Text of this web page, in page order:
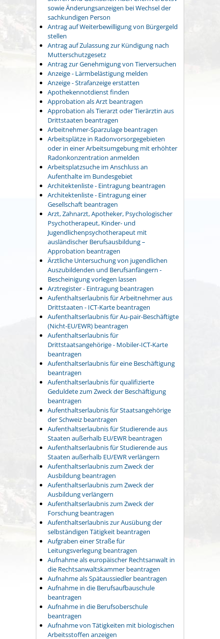
sowie Änderungsanzeigen bei Wechsel der
sachkundigen Person
Antrag auf Weiterbewilligung von Bürgergeld
stellen
Antrag auf Zulassung zur Kündigung nach
Mutterschutzgesetz
Antrag zur Genehmigung von Tierversuchen
Anzeige - Lärmbelästigung melden
Anzeige - Strafanzeige erstatten
Apothekennotdienst finden
Approbation als Arzt beantragen
Approbation als Tierarzt oder Tierärztin aus
Drittstaaten beantragen
Arbeitnehmer-Sparzulage beantragen
Arbeitsplätze in Radonvorsorgegebieten
oder in einer Arbeitsumgebung mit erhöhter
Radonkonzentration anmelden
Arbeitsplatzsuche im Anschluss an
Aufenthalte im Bundesgebiet
Architektenliste - Eintragung beantragen
Architektenliste - Eintragung einer
Gesellschaft beantragen
Arzt, Zahnarzt, Apotheker, Psychologischer
Psychotherapeut, Kinder- und
Jugendlichenpsychotherapeut mit
ausländischer Berufsausbildung –
Approbation beantragen
Ärztliche Untersuchung von jugendlichen
Auszubildenden und Berufsanfängern -
Bescheinigung vorlegen lassen
Arztregister - Eintragung beantragen
Aufenthaltserlaubnis für Arbeitnehmer aus
Drittstaaten - ICT-Karte beantragen
Aufenthaltserlaubnis für Au-pair-Beschäftigte
(Nicht-EU/EWR) beantragen
Aufenthaltserlaubnis für
Drittstaatsangehörige - Mobiler-ICT-Karte
beantragen
Aufenthaltserlaubnis für eine Beschäftigung
beantragen
Aufenthaltserlaubnis für qualifizierte
Geduldete zum Zweck der Beschäftigung
beantragen
Aufenthaltserlaubnis für Staatsangehörige
der Schweiz beantragen
Aufenthaltserlaubnis für Studierende aus
Staaten außerhalb EU/EWR beantragen
Aufenthaltserlaubnis für Studierende aus
Staaten außerhalb EU/EWR verlängern
Aufenthaltserlaubnis zum Zweck der
Ausbildung beantragen
Aufenthaltserlaubnis zum Zweck der
Ausbildung verlängern
Aufenthaltserlaubnis zum Zweck der
Forschung beantragen
Aufenthaltserlaubnis zur Ausübung der
selbständigen Tätigkeit beantragen
Aufgraben einer Straße für
Leitungsverlegung beantragen
Aufnahme als europäischer Rechtsanwalt in
die Rechtsanwaltskammer beantragen
Aufnahme als Spätaussiedler beantragen
Aufnahme in die Berufsaufbauschule
beantragen
Aufnahme in die Berufsoberschule
beantragen
Aufnahme von Tätigkeiten mit biologischen
Arbeitsstoffen anzeigen